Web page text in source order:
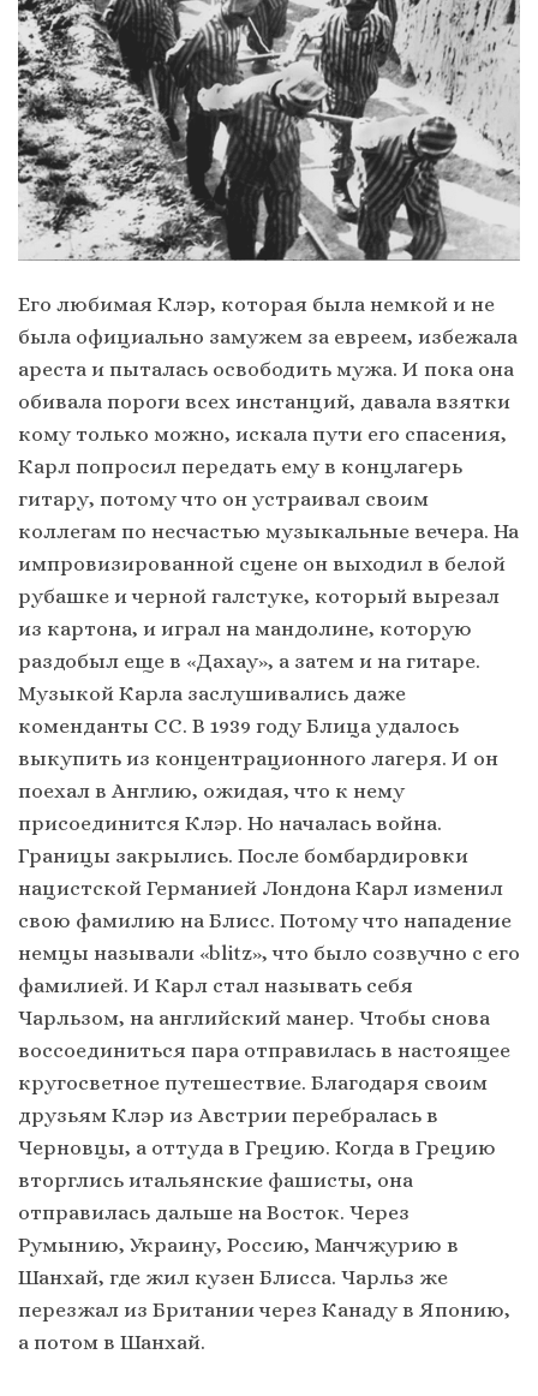
Его любимая Клэр, которая была немкой и не
была официально замужем за евреем, избежала
ареста и пыталась освободить мужа. И пока она
обивала пороги всех инстанций, давала взятки
кому только можно, искала пути его спасения,
Карл попросил передать ему в концлагерь
гитару, потому что он устраивал своим
коллегам по несчастью музыкальные вечера. На
импровизированной сцене он выходил в белой
рубашке и черной галстуке, который вырезал
из картона, и играл на мандолине, которую
раздобыл еще в «Дахау», а затем и на гитаре.
Музыкой Карла заслушивались даже
коменданты СС. В 1939 году Блица удалось
выкупить из концентрационного лагеря. И он
поехал в Англию, ожидая, что к нему
присоединится Клэр. Но началась война.
Границы закрылись. После бомбардировки
нацистской Германией Лондона Карл изменил
свою фамилию на Блисс. Потому что нападение
немцы называли «blitz», что было созвучно с его
фамилией. И Карл стал называть себя
Чарльзом, на английский манер. Чтобы снова
воссоединиться пара отправилась в настоящее
кругосветное путешествие. Благодаря своим
друзьям Клэр из Австрии перебралась в
Черновцы, а оттуда в Грецию. Когда в Грецию
вторглись итальянские фашисты, она
отправилась дальше на Восток. Через
Румынию, Украину, Россию, Манчжурию в
Шанхай, где жил кузен Блисса. Чарльз же
перезжал из Британии через Канаду в Японию,
а потом в Шанхай.